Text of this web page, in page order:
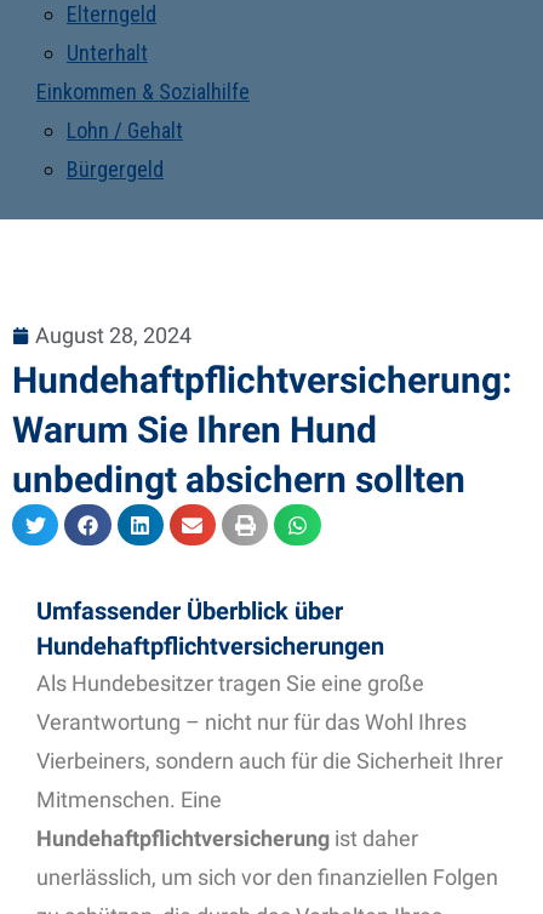
Elterngeld
Unterhalt
Einkommen & Sozialhilfe
Lohn / Gehalt
Bürgergeld
August 28, 2024
Hundehaftpflichtversicherung:
Warum Sie Ihren Hund
unbedingt absichern sollten
Umfassender Überblick über
Hundehaftpflichtversicherungen
Als Hundebesitzer tragen Sie eine große
Verantwortung – nicht nur für das Wohl Ihres
Vierbeiners, sondern auch für die Sicherheit Ihrer
Mitmenschen. Eine
Hundehaftpflichtversicherung ist daher
unerlässlich, um sich vor den finanziellen Folgen